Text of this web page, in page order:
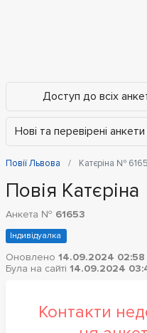
Доступ до всіх
Нові та перевірені
Повії Львова Катєріна №
Повія Катєріна
Анкета № 61653
Індивідуалка
Оновлено 14.09.2024 02:58
Була на сайті 14.09.2024
Контакти